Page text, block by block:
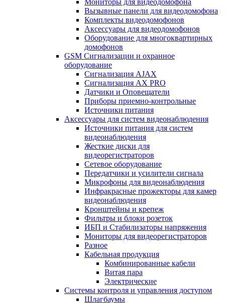
Мониторы для видеодомофона
Вызывные панели для видеодомофона
Комплекты видеодомофонов
Аксессуары для видеодомофонов
Оборудование для многоквартирных
домофонов
GSM Сигнализации и охранное
оборудование
Сигнализация AJAX
Сигнализация AX PRO
Датчики и Оповещатели
Приборы приемно-контрольные
Источники питания
Аксессуары для систем видеонаблюдения
Источники питания для систем
видеонаблюдения
Жесткие диски для
видеорегистраторов
Сетевое оборудование
Передатчики и усилители сигнала
Микрофоны для видеонаблюдения
Инфракрасные прожекторы для камер
видеонаблюдения
Кронштейны и крепеж
Фильтры и блоки розеток
ИБП и Стабилизаторы напряжения
Мониторы для видеорегистраторов
Разное
Кабельная продукция
Комбинированные кабели
Витая пара
Электрические
Системы контроля и управления доступом
Шлагбаумы